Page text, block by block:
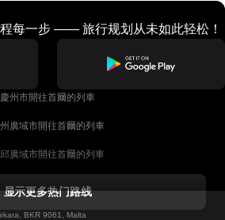
每一步 —— 旅行规划从未如此轻松！
慶州市開往首爾的列車
廣域市開往首爾的列車
廣域市開往首爾的列車
柏林開往戈尔韦的列車
显示更多热门路线
BKR 9061, Malta